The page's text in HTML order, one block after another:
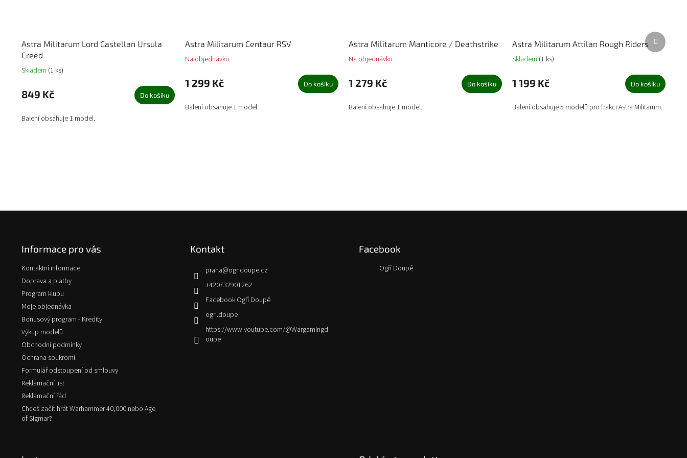
Astra Militarum Lord Castellan Ursula
Creed
Skladem (1 ks)
849 Kč Do košíku
Balení obsahuje 1 model.
Astra Militarum Centaur RSV
Na objednávku
1 299 Kč Do košíku
Balení obsahuje 1 model.
Astra Militarum Manticore / Deathstrike
Na objednávku
1 279 Kč Do košíku
Balení obsahuje 1 model.
Astra Militarum Attilan Rough Riders
Skladem (1 ks)
1 199 Kč Do košíku
Balení obsahuje 5 modelů pro frakci Astra Militarum.
Další
produkt
Informace pro vás
Kontaktní informace
Doprava a platby
Program klubu
Moje objednávka
Bonusový program - Kredity
Výkup modelů
Obchodní podmínky
Ochrana soukromí
Formulář odstoupení od smlouvy
Reklamační list
Reklamační řád
Chceš začít hrát Warhammer 40,000 nebo Age
of Sigmar?
Kontakt
praha@ogridoupe.cz
+420732901262
Facebook Ogří Doupě
ogri.doupe
https://www.youtube.com/@Wargamingd
oupe
Facebook
Ogří Doupě